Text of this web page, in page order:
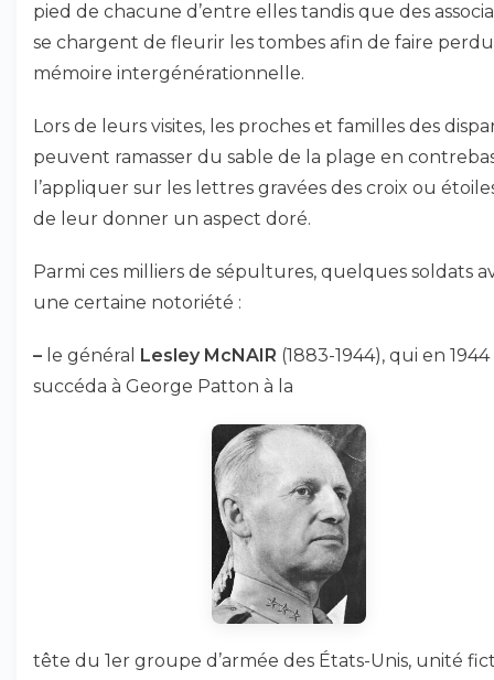
pied de chacune d’entre elles tandis que des
se chargent de fleurir les tombes afin de faire
mémoire intergénérationnelle.
Lors de leurs visites, les proches et familles des
peuvent ramasser du sable de la plage en
l’appliquer sur les lettres gravées des croix ou
de leur donner un aspect doré.
Parmi ces milliers de sépultures, quelques soldats
une certaine notoriété :
– le général Lesley McNAIR (1883-1944), qui en 1944
succéda à George Patton à la
tête du 1er groupe d’armée des États-Unis, unité